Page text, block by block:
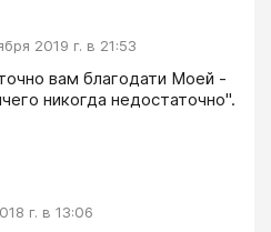
2019 г. в 21:53
вам благодати Моей -
никогда недостаточно".
г. в 13:06